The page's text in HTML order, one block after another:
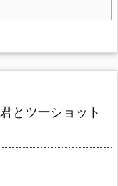
とツーショット